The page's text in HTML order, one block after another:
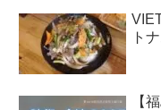
ト
【